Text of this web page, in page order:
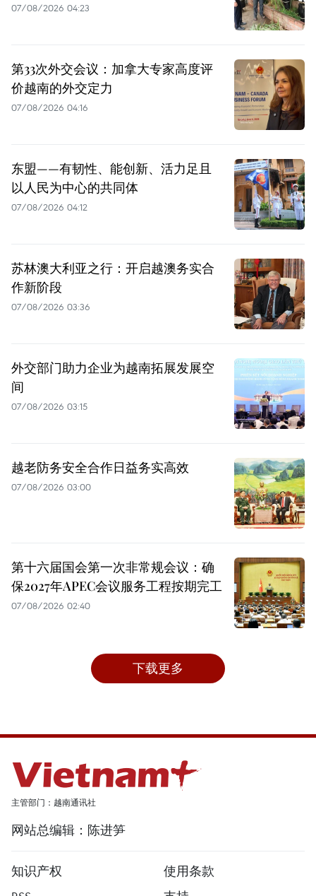
07/08/2026 04:23
第33次外交会议：加拿大专家高度评
价越南的外交定力
07/08/2026 04:16
东盟——有韧性、能创新、活力足且
以人民为中心的共同体
07/08/2026 04:12
苏林澳大利亚之行：开启越澳务实合
作新阶段
07/08/2026 03:36
外交部门助力企业为越南拓展发展空
间
07/08/2026 03:15
越老防务安全合作日益务实高效
07/08/2026 03:00
第十六届国会第一次非常规会议：确
保2027年APEC会议服务工程按期完工
07/08/2026 02:40
下载更多
主管部门：越南通讯社
网站总编辑：陈进笋
知识产权
使用条款